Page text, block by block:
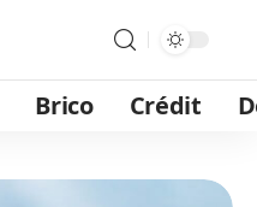
Brico Crédit